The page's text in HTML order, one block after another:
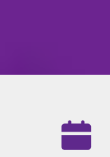
Resultados da